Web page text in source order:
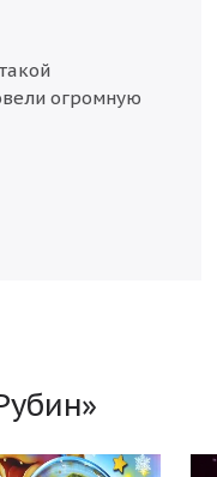
огромную